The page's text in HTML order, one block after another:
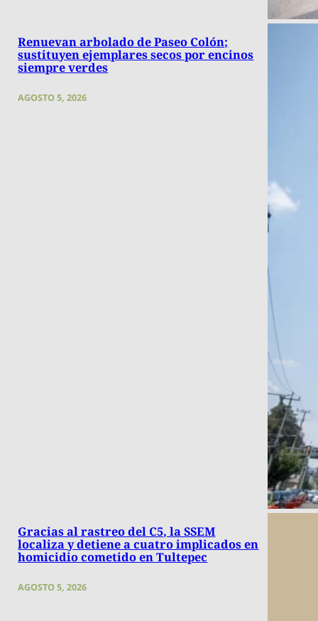
Renuevan arbolado de Paseo Colón;
sustituyen ejemplares secos por encinos
siempre verdes
AGOSTO 5, 2026
Gracias al rastreo del C5, la SSEM
localiza y detiene a cuatro implicados en
homicidio cometido en Tultepec
AGOSTO 5, 2026